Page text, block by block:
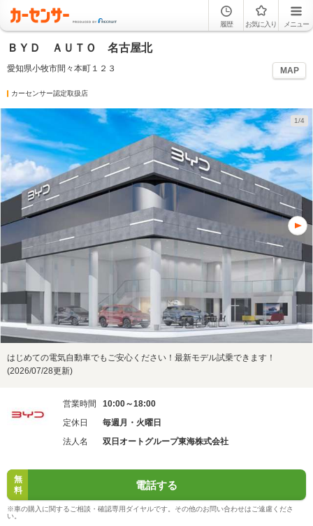
履歴 お気に入り メニュー
ＢＹＤ ＡＵＴＯ 名古屋北
愛知県小牧市間々本町１２３ MAP
カーセンサー認定取扱店
1/4
はじめての電気自動車でもご安心ください！最新モデル試乗できます！
(2026/07/28更新)
営業時間
10:00～18:00
定休日
毎週月・火曜日
法人名
双日オートグループ東海株式会社
無
料
電話する
※車の購入に関するご相談・確認専用ダイヤルです。その他のお問い合わせはご遠慮くださ
い。